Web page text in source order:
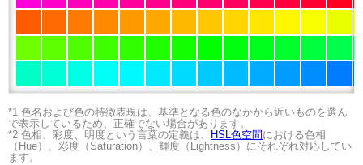
*1 色名および色の特徴表現は、基準となる色のなかから近いものを選ん
で表示しているため、正確でない場合があります。
*2 色相、彩度、明度という言葉の定義は、
HSL色空間 における色相
（Hue）、彩度（Saturation）、輝度（Lightness）にそれぞれ対応してい
ます。